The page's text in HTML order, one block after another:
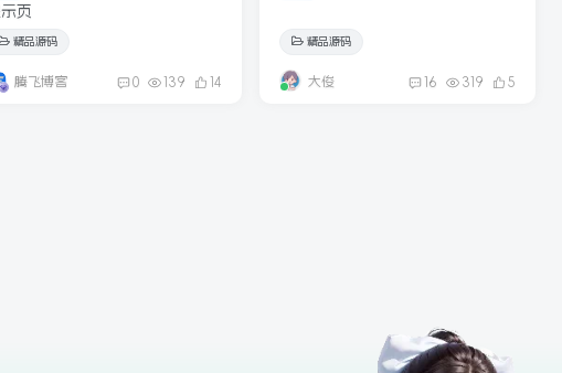
页
精品源码
腾飞博客 0 139 14
精品源码
大俊 16 319 5